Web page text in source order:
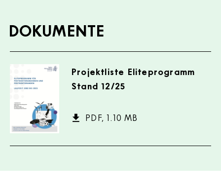
DOKUMENTE
Projektliste Eliteprogramm
Stand 12/25
PDF, 1.10 MB